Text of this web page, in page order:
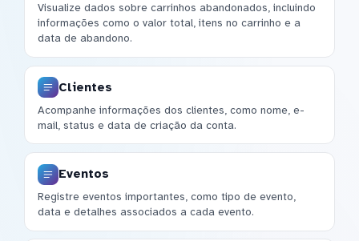
Visualize dados sobre carrinhos abandonados, incluindo
informações como o valor total, itens no carrinho e a
data de abandono.
Clientes
Acompanhe informações dos clientes, como nome, e-
mail, status e data de criação da conta.
Eventos
Registre eventos importantes, como tipo de evento,
data e detalhes associados a cada evento.